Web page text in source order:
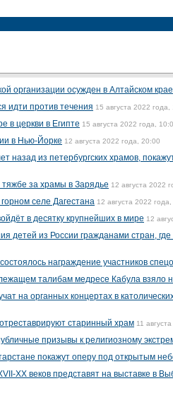
организации осужден в Алтайском крае
идти против течения 15 августа 2022 года,
в церкви в Египте 15 августа 2022 года,
в Нью-Йорке 12 августа 2022 года, 20:00
назад из петербургских храмов,
за храмы в Зарядье 12 августа 2022
селе Дагестана 12 августа 2022
в десятку крупнейших в мире 12
детей из России гражданами стран,
награждение участников
талибам медресе Кабула взяло
на органных концертах в
старинный храм 11
призывы к религиозному
покажут оперу под открытым
XX веков представят на выставке в